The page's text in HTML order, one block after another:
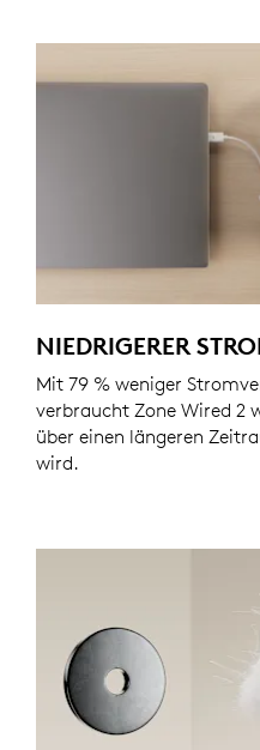
NIEDRIGERER
Mit 79 % weniger
verbraucht Zone Wired 2
über einen längeren
wird.